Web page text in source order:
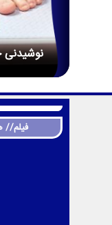
فیلم//